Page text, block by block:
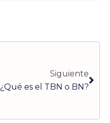
Siguiente
¿Qué es el TBN o BN?